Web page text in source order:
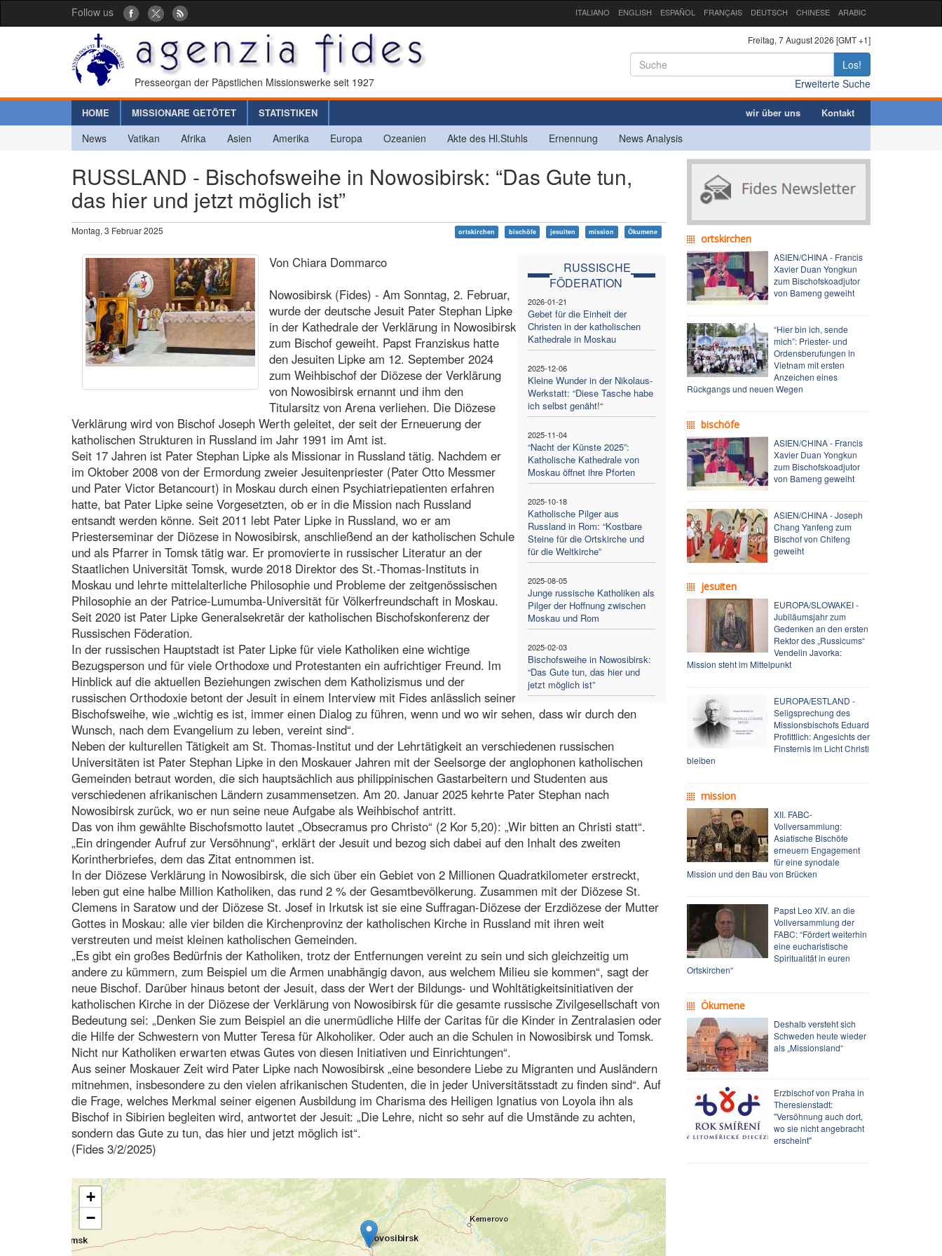
Follow us ITALIANO ENGLISH ESPAÑOL FRANÇAIS DEUTSCH CHINESE ARABIC
Presseorgan der Päpstlichen Missionswerke seit 1927
Freitag, 7 August 2026 [GMT +1]
Los!
Erweiterte Suche
HOME MISSIONARE GETÖTET STATISTIKEN wir über uns Kontakt
News Vatikan Afrika Asien Amerika Europa Ozeanien Akte des Hl.Stuhls Ernennung News Analysis
RUSSLAND - Bischofsweihe in Nowosibirsk: “Das Gute tun,
das hier und jetzt möglich ist”
Montag, 3 Februar 2025 ortskirchen bischöfe jesuiten mission Ökumene
RUSSISCHE
FÖDERATION
2026-01-21
Gebet für die Einheit der
Christen in der katholischen
Kathedrale in Moskau
2025-12-06
Kleine Wunder in der Nikolaus-
Werkstatt: “Diese Tasche habe
ich selbst genäht!“
2025-11-04
“Nacht der Künste 2025”:
Katholische Kathedrale von
Moskau öffnet ihre Pforten
2025-10-18
Katholische Pilger aus
Russland in Rom: “Kostbare
Steine für die Ortskirche und
für die Weltkirche”
2025-08-05
Junge russische Katholiken als
Pilger der Hoffnung zwischen
Moskau und Rom
2025-02-03
Bischofsweihe in Nowosibirsk:
“Das Gute tun, das hier und
jetzt möglich ist”
Von Chiara Dommarco
Nowosibirsk (Fides) - Am Sonntag, 2. Februar,
wurde der deutsche Jesuit Pater Stephan Lipke
in der Kathedrale der Verklärung in Nowosibirsk
zum Bischof geweiht. Papst Franziskus hatte
den Jesuiten Lipke am 12. September 2024
zum Weihbischof der Diözese der Verklärung
von Nowosibirsk ernannt und ihm den
Titularsitz von Arena verliehen. Die Diözese
Verklärung wird von Bischof Joseph Werth geleitet, der seit der Erneuerung der
katholischen Strukturen in Russland im Jahr 1991 im Amt ist.
Seit 17 Jahren ist Pater Stephan Lipke als Missionar in Russland tätig. Nachdem er
im Oktober 2008 von der Ermordung zweier Jesuitenpriester (Pater Otto Messmer
und Pater Victor Betancourt) in Moskau durch einen Psychiatriepatienten erfahren
hatte, bat Pater Lipke seine Vorgesetzten, ob er in die Mission nach Russland
entsandt werden könne. Seit 2011 lebt Pater Lipke in Russland, wo er am
Priesterseminar der Diözese in Nowosibirsk, anschließend an der katholischen Schule
und als Pfarrer in Tomsk tätig war. Er promovierte in russischer Literatur an der
Staatlichen Universität Tomsk, wurde 2018 Direktor des St.-Thomas-Instituts in
Moskau und lehrte mittelalterliche Philosophie und Probleme der zeitgenössischen
Philosophie an der Patrice-Lumumba-Universität für Völkerfreundschaft in Moskau.
Seit 2020 ist Pater Lipke Generalsekretär der katholischen Bischofskonferenz der
Russischen Föderation.
In der russischen Hauptstadt ist Pater Lipke für viele Katholiken eine wichtige
Bezugsperson und für viele Orthodoxe und Protestanten ein aufrichtiger Freund. Im
Hinblick auf die aktuellen Beziehungen zwischen dem Katholizismus und der
russischen Orthodoxie betont der Jesuit in einem Interview mit Fides anlässlich seiner
Bischofsweihe, wie „wichtig es ist, immer einen Dialog zu führen, wenn und wo wir sehen, dass wir durch den
Wunsch, nach dem Evangelium zu leben, vereint sind“.
Neben der kulturellen Tätigkeit am St. Thomas-Institut und der Lehrtätigkeit an verschiedenen russischen
Universitäten ist Pater Stephan Lipke in den Moskauer Jahren mit der Seelsorge der anglophonen katholischen
Gemeinden betraut worden, die sich hauptsächlich aus philippinischen Gastarbeitern und Studenten aus
verschiedenen afrikanischen Ländern zusammensetzen. Am 20. Januar 2025 kehrte Pater Stephan nach
Nowosibirsk zurück, wo er nun seine neue Aufgabe als Weihbischof antritt.
Das von ihm gewählte Bischofsmotto lautet „Obsecramus pro Christo“ (2 Kor 5,20): „Wir bitten an Christi statt“.
„Ein dringender Aufruf zur Versöhnung“, erklärt der Jesuit und bezog sich dabei auf den Inhalt des zweiten
Korintherbriefes, dem das Zitat entnommen ist.
In der Diözese Verklärung in Nowosibirsk, die sich über ein Gebiet von 2 Millionen Quadratkilometer erstreckt,
leben gut eine halbe Million Katholiken, das rund 2 % der Gesamtbevölkerung. Zusammen mit der Diözese St.
Clemens in Saratow und der Diözese St. Josef in Irkutsk ist sie eine Suffragan-Diözese der Erzdiözese der Mutter
Gottes in Moskau: alle vier bilden die Kirchenprovinz der katholischen Kirche in Russland mit ihren weit
verstreuten und meist kleinen katholischen Gemeinden.
„Es gibt ein großes Bedürfnis der Katholiken, trotz der Entfernungen vereint zu sein und sich gleichzeitig um
andere zu kümmern, zum Beispiel um die Armen unabhängig davon, aus welchem Milieu sie kommen“, sagt der
neue Bischof. Darüber hinaus betont der Jesuit, dass der Wert der Bildungs- und Wohltätigkeitsinitiativen der
katholischen Kirche in der Diözese der Verklärung von Nowosibirsk für die gesamte russische Zivilgesellschaft von
Bedeutung sei: „Denken Sie zum Beispiel an die unermüdliche Hilfe der Caritas für die Kinder in Zentralasien oder
die Hilfe der Schwestern von Mutter Teresa für Alkoholiker. Oder auch an die Schulen in Nowosibirsk und Tomsk.
Nicht nur Katholiken erwarten etwas Gutes von diesen Initiativen und Einrichtungen“.
Aus seiner Moskauer Zeit wird Pater Lipke nach Nowosibirsk „eine besondere Liebe zu Migranten und Ausländern
mitnehmen, insbesondere zu den vielen afrikanischen Studenten, die in jeder Universitätsstadt zu finden sind“. Auf
die Frage, welches Merkmal seiner eigenen Ausbildung im Charisma des Heiligen Ignatius von Loyola ihn als
Bischof in Sibirien begleiten wird, antwortet der Jesuit: „Die Lehre, nicht so sehr auf die Umstände zu achten,
sondern das Gute zu tun, das hier und jetzt möglich ist“.
(Fides 3/2/2025)
+
−
ortskirchen
ASIEN/CHINA - Francis
Xavier Duan Yongkun
zum Bischofskoadjutor
von Bameng geweiht
“Hier bin ich, sende
mich”: Priester- und
Ordensberufungen in
Vietnam mit ersten
Anzeichen eines
Rückgangs und neuen Wegen
bischöfe
ASIEN/CHINA - Francis
Xavier Duan Yongkun
zum Bischofskoadjutor
von Bameng geweiht
ASIEN/CHINA - Joseph
Chang Yanfeng zum
Bischof von Chifeng
geweiht
jesuiten
EUROPA/SLOWAKEI -
Jubiläumsjahr zum
Gedenken an den ersten
Rektor des „Russicums“
Vendelin Javorka:
Mission steht im Mittelpunkt
EUROPA/ESTLAND -
Seligsprechung des
Missionsbischofs Eduard
Profittlich: Angesichts der
Finsternis im Licht Christi
bleiben
mission
XII. FABC-
Vollversammlung:
Asiatische Bischöfe
erneuern Engagement
für eine synodale
Mission und den Bau von Brücken
Papst Leo XIV. an die
Vollversammlung der
FABC: “Fördert weiterhin
eine eucharistische
Spiritualität in euren
Ortskirchen“
Ökumene
Deshalb versteht sich
Schweden heute wieder
als „Missionsland“
Erzbischof von Praha in
Theresienstadt:
"Versöhnung auch dort,
wo sie nicht angebracht
erscheint"